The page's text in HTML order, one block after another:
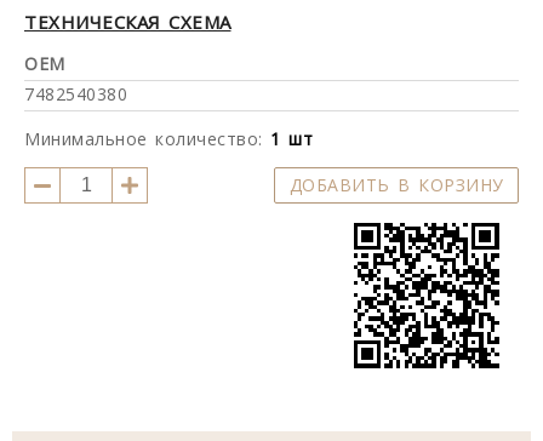
ТЕХНИЧЕСКАЯ СХЕМА
OEM
7482540380
Минимальное количество: 1 шт
ДОБАВИТЬ В КОРЗИНУ